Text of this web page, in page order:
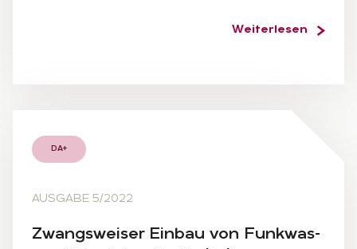
Weiterlesen
DA+
AUSGABE 5/2022
Zwangs­wei­ser Ein­bau von Funk­was­